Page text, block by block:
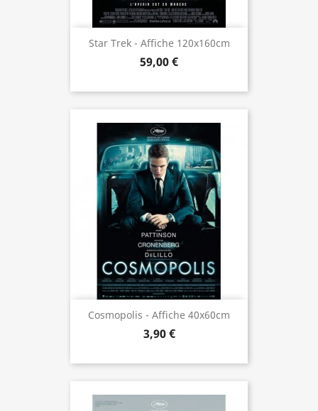
Star Trek - Affiche 120x160cm
59,00 €
Cosmopolis - Affiche 40x60cm
3,90 €